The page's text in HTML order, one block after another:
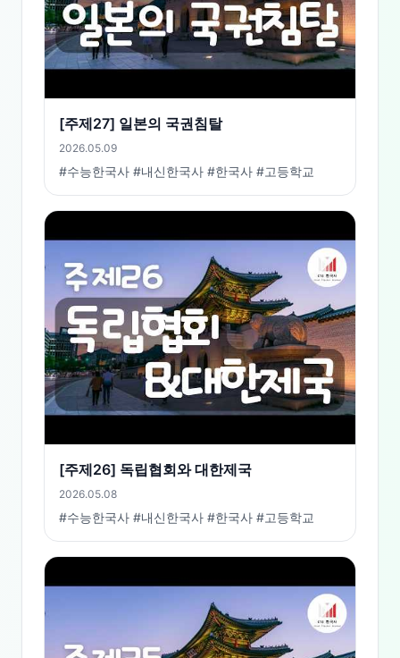
[주제27] 일본의 국권침탈
2026.05.09
#수능한국사 #내신한국사 #한국사 #고등학교
[주제26] 독립협회와 대한제국
2026.05.08
#수능한국사 #내신한국사 #한국사 #고등학교